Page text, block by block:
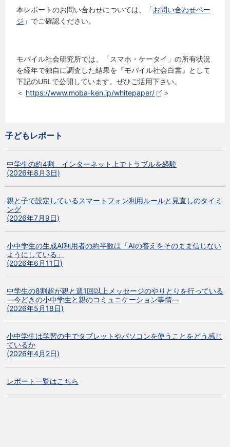
本レポートのお問い合わせについては、「お問い合わせペー
ジ 」でご確認ください。
モバイル社会研究所では、「スマホ・ケータイ」の所有状況
を経年で独自に調査した結果を『モバイル社会白書』として
下記のURLで公開しています。ぜひご活用下さい。
＜ https://www.moba-ken.jp/whitepaper/ ＞
子どもレポート
中学生の約4割 インターネット上でトラブルを経験
(2026年8月3日)
親と子で設定しているスマートフォン利用ルールと見直しのタイミ
ング
(2026年7月9日)
小中学生の生成AI利用者の約半数は「AIの答えをそのまま信じない
ようにしている」
(2026年6月11日)
中学生の8割超が親と週1回以上メッセージのやりとりを行っている
―今どきの小中学生と親のコミュニケーション事情―
(2026年5月18日)
小中学生は学習の中でタブレットやパソコンを使うことをどう感じ
ているか
(2026年4月2日)
レポート一覧はこちら